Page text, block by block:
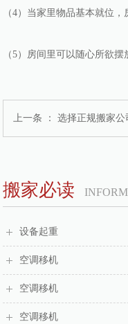
（4）当家里物品基本就位
（5）房间里可以随心所欲
上一条 ： 选择正规搬家
搬家必读
设备起重
空调移机
空调移机
空调移机